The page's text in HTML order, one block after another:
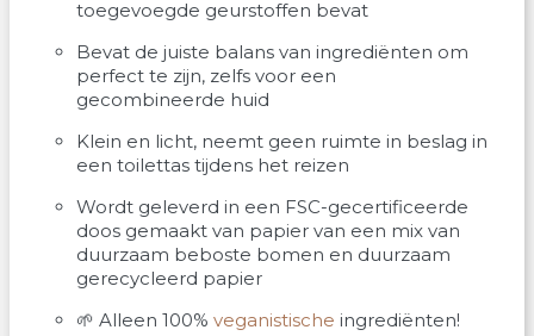
toegevoegde geurstoffen bevat
Bevat de juiste balans van ingrediënten om
perfect te zijn, zelfs voor een
gecombineerde huid
Klein en licht, neemt geen ruimte in beslag in
een toilettas tijdens het reizen
Wordt geleverd in een FSC-gecertificeerde
doos gemaakt van papier van een mix van
duurzaam beboste bomen en duurzaam
gerecycleerd papier
🌱 Alleen 100%veganistische ingrediënten!